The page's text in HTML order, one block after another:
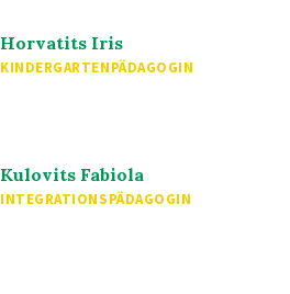
Horvatits Iris
KINDERGARTENPÄDAGOGIN
Kulovits Fabiola
INTEGRATIONSPÄDAGOGIN